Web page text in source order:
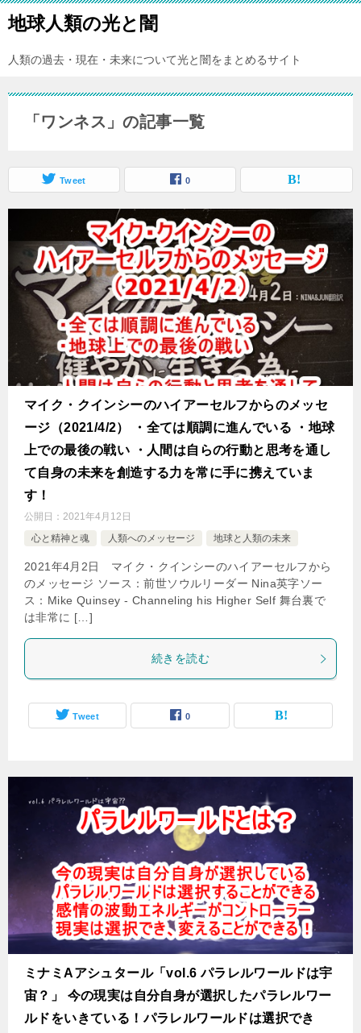
地球人類の光と闇
人類の過去・現在・未来について光と闇をまとめるサイト
「ワンネス」の記事一覧
Tweet 0
マイク・クインシーのハイアーセルフからのメッセ
ージ（2021/4/2） ・全ては順調に進んでいる ・地球
上での最後の戦い ・人間は自らの行動と思考を通し
て自身の未来を創造する力を常に手に携えていま
す！
公開日： 2021年4月12日
心と精神と魂
人類へのメッセージ 地球と人類の未来
2021年4月2日 マイク・クインシーのハイアーセルフから
のメッセージ ソース：前世ソウルリーダー Nina英字ソー
ス：Mike Quinsey - Channeling his Higher Self 舞台裏で
は非常に […]
続きを読む
Tweet 0
ミナミAアシュタール「vol.6 パラレルワールドは宇
宙？」 今の現実は自分自身が選択したパラレルワー
ルドをいきている！パラレルワールドは選択でき